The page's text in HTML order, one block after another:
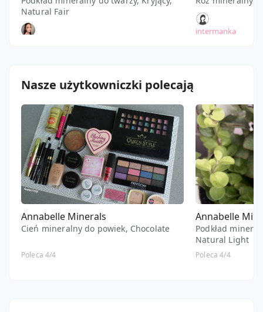
Natural Fair
intermanka
Nasze użytkowniczki polecają
Annabelle Minerals
Cień mineralny do powiek, Chocolate
Poleca 4/4
Annabelle
Podkład
Natural Light
Poleca 4/4